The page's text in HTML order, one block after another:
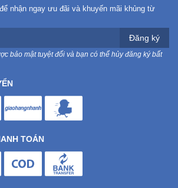
nhận ngay ưu đãi và khuyến mãi khủng từ
Đăng ký
bảo mật tuyệt đối và bạn có thể hủy đăng ký bất
TOÁN